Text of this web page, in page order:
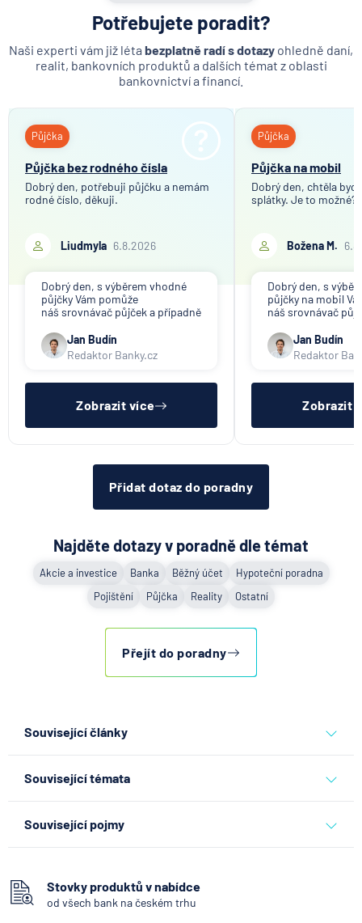
Potřebujete poradit?
Naši experti vám již léta bezplatně radí s dotazy ohledně daní,
realit, bankovních produktů a dalších témat z oblasti
bankovnictví a financí.
Půjčka
Půjčka bez rodného čísla
Dobrý den, potřebuji půjčku a nemám
rodné číslo, děkuji.
Liudmyla 6.8.2026
Dobrý den, s výběrem vhodné
půjčky Vám pomůže
náš srovnávač půjček a případně
půjček. Pro získání půjčky je
třeba mít dostatečný příjem,
nebýt ve zkušební ani výpovědní
Jan Budín
Redaktor Banky.cz
Zobrazit více
Půjčka
Půjčka na mobil
Dobrý den, chtěla
splátky. Je to možné?
Božena M.
Dobrý den, s
půjčky na mobil
náš srovnávač
půjček. Pro získání
nákupu na
dostatečný
Jan Budín
Redaktor
Zobrazit
Přidat dotaz do poradny
Najděte dotazy v poradně dle témat
Akcie a investice Banka Běžný účet
Hypoteční poradna
Pojištění
Půjčka Reality Ostatní
Přejít do poradny
Související články
klíčový je ale výhled inflace
Související témata
Související pojmy
Vázaný účet
Vinkulace
Stovky produktů v nabídce
od všech bank na českém trhu